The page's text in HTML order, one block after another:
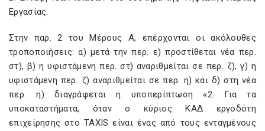
Εργασίας.
Στην παρ. 2 του Μέρους Α, επέρχονται οι ακόλουθες
τροποποιήσεις: α) μετά την περ. ε) προστίθεται νέα περ.
στ), β) η υφιστάμενη περ. στ) αναριθμείται σε περ. ζ), γ) η
υφιστάμενη περ. ζ) αναριθμείται σε περ. η) και δ) στη νέα
περ. η) διαγράφεται η υποπερίπτωση «2. Για τα
υποκαταστήματα, όταν ο κύριος ΚΑΔ εργοδότη
επιχείρησης στο ΤΑXIS είναι ένας από τους ενταγμένους